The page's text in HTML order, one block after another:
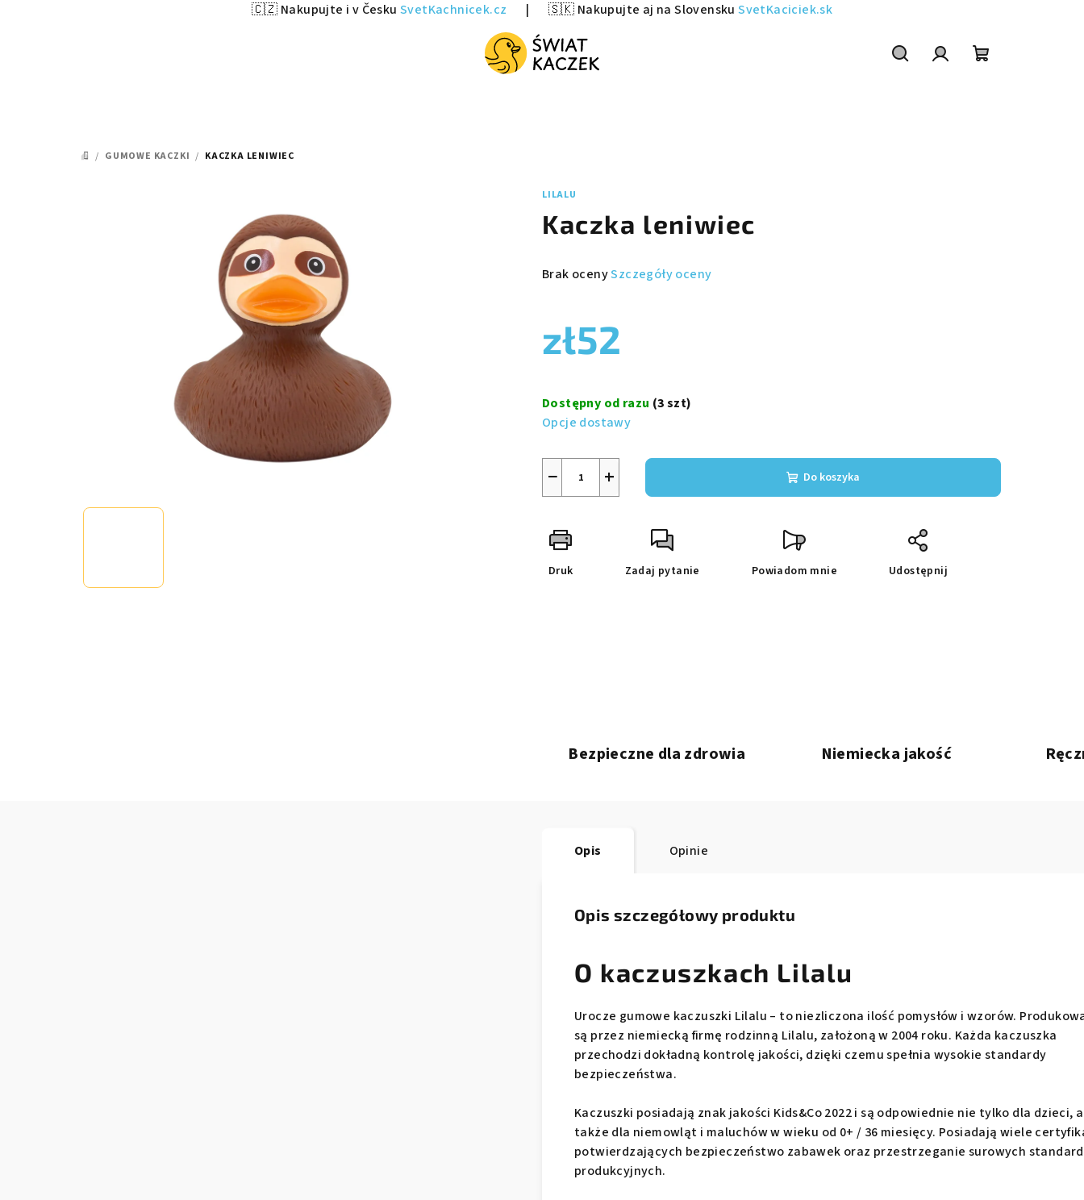
🇨🇿 Nakupujte i v Česku SvetKachnicek.cz | 🇸🇰 Nakupujte aj na SlovenskuSvetKaciciek.sk
HOME
/ GUMOWE KACZKI / KACZKA LENIWIEC
LILALU
Kaczka leniwiec
Średnia
wynosi
0,0
gwiazdek.
Brak ocenySzczegóły oceny
zł52
jednostkowa:
Dostępny od razu (3 szt)
Opcje dostawy
+
− Do koszyka
Druk Zadaj pytanie Powiadom mnie Udostępnij
Bezpieczne dla zdrowia Niemiecka jakość
Opis Opinie
Opis szczegółowy produktu
O kaczuszkach Lilalu
Urocze gumowe kaczuszki Lilalu – to niezliczona ilość pomysłów i wzorów.
są przez niemiecką firmę rodzinną Lilalu, założoną w 2004 roku. Każda kaczuszka
przechodzi dokładną kontrolę jakości, dzięki czemu spełnia wysokie standardy
bezpieczeństwa.
Kaczuszki posiadają znak jakości Kids&Co 2022 i są odpowiednie nie tylko dla dzieci,
także dla niemowląt i maluchów w wieku od 0+ / 36 miesięcy. Posiadają wiele
potwierdzających bezpieczeństwo zabawek oraz przestrzeganie surowych
produkcyjnych.